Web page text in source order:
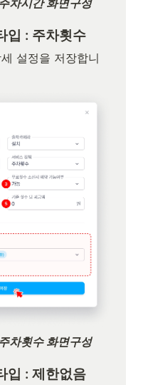
입 : 주차횟수
설정을 저장합니
차횟수 화면구성
입 : 제한없음